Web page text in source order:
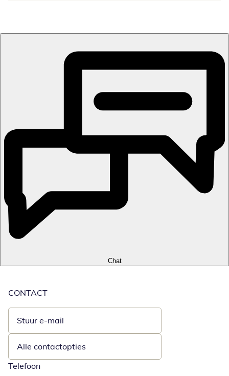
Chat
CONTACT
Stuur e-mail
Opent e-mailclient
Alle contactopties
Telefoon